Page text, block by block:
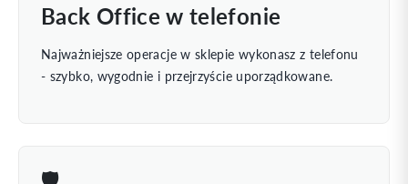
Back Office w telefonie
Najważniejsze operacje w sklepie wykonasz z telefonu
- szybko, wygodnie i przejrzyście uporządkowane.